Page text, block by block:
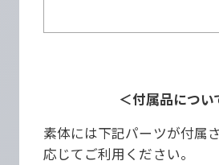
＜付属品につい
素体には下記パーツが付属
応じてご利用ください。